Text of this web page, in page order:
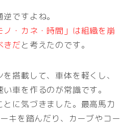
ですよね。
・カネ・時間」は組織を崩
きだと考えたのです。
搭載して、車体を軽くし、
車を作るのが常識です。
に気づきました。最高馬力
キを踏んだり、カーブやコー